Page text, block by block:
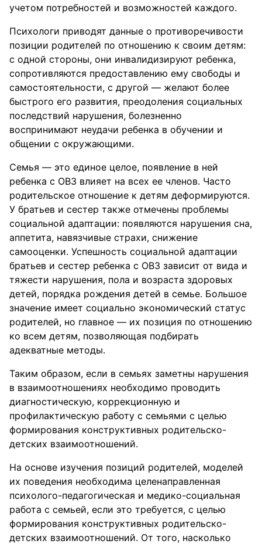
учетом потребностей и возможностей каждого.
Психологи приводят данные о противоречивости
позиции родителей по отношению к своим детям:
с одной стороны, они инвалидизируют ребенка,
сопротивляются предоставлению ему свободы и
самостоятельности, с другой — желают более
быстрого его развития, преодоления социальных
последствий нарушения, болезненно
воспринимают неудачи ребенка в обучении и
общении с окружающими.
Семья — это единое целое, появление в ней
ребенка с ОВЗ влияет на всех ее членов. Часто
родительское отношение к детям деформируются.
У братьев и сестер также отмечены проблемы
социальной адаптации: появляются нарушения сна,
аппетита, навязчивые страхи, снижение
самооценки. Успешность социальной адаптации
братьев и сестер ребенка с ОВЗ зависит от вида и
тяжести нарушения, пола и возраста здоровых
детей, порядка рождения детей в семье. Большое
значение имеет социально экономический статус
родителей, но главное — их позиция по отношению
ко всем детям, позволяющая подбирать
адекватные методы.
Таким образом, если в семьях заметны нарушения
в взаимоотношениях необходимо проводить
диагностическую, коррекционную и
профилактическую работу с семьями с целью
формирования конструктивных родительско-
детских взаимоотношений.
На основе изучения позиций родителей, моделей
их поведения необходима целенаправленная
психолого-педагогическая и медико-социальная
работа с семьей, если это требуется, с целью
формирования конструктивных родительско-
детских взаимоотношений. От того, насколько